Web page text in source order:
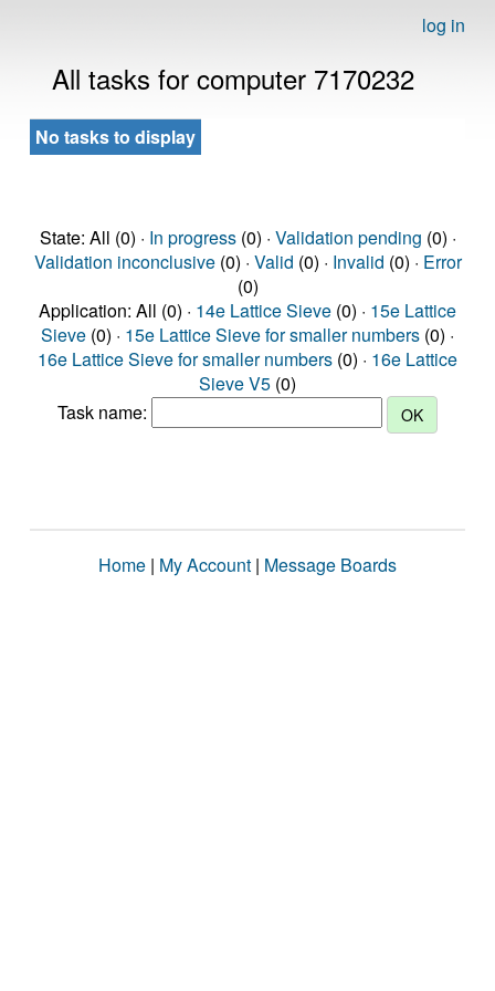
log in
All tasks for computer 7170232
No tasks to display
State: All (0) · In progress(0) · Validation pending (0) ·
Validation inconclusive(0) · Valid (0) · Invalid (0) · Error
(0)
Application: All (0) · 14e Lattice Sieve (0) · 15e Lattice
Sieve (0) · 15e Lattice Sieve for smaller numbers (0) ·
16e Lattice Sieve for smaller numbers (0) · 16e Lattice
Sieve V5 (0)
Task name:
Home | My Account | Message Boards